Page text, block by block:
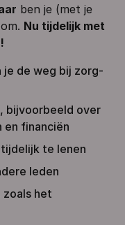
ben je (met je
Nu tijdelijk met
je de weg bij zorg-
bijvoorbeeld over
financiën
te lenen
leden
zoals het